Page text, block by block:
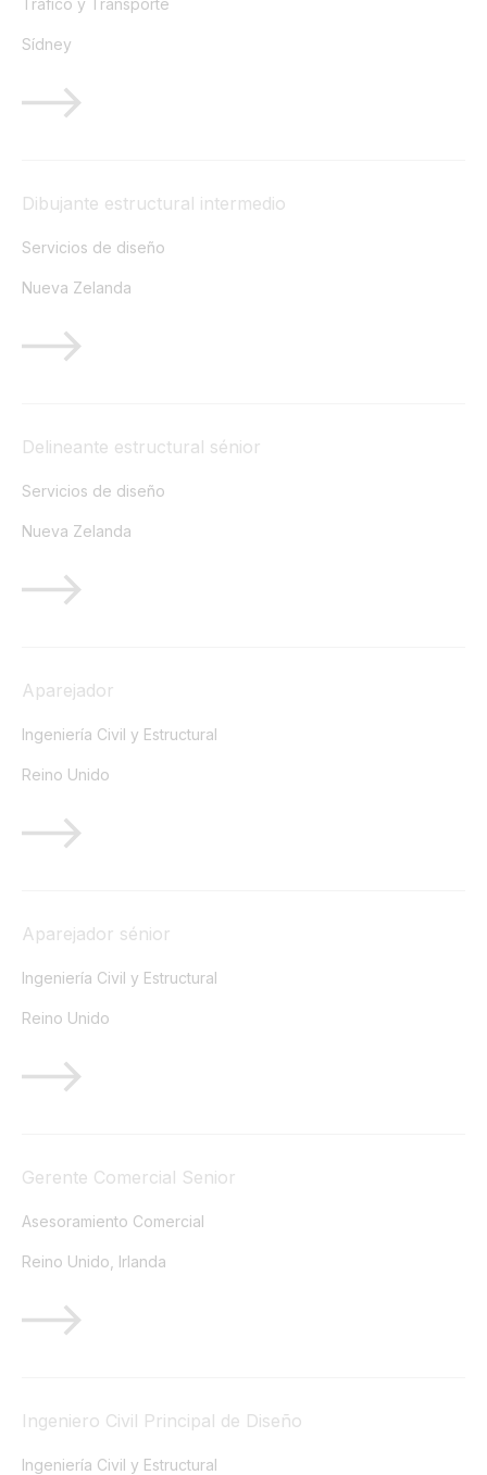
Sídney
Dibujante estructural intermedio
Servicios de diseño
Nueva Zelanda
Delineante estructural sénior
Servicios de diseño
Nueva Zelanda
Aparejador
Ingeniería Civil y Estructural
Reino Unido
Aparejador sénior
Ingeniería Civil y Estructural
Reino Unido
Gerente Comercial Senior
Asesoramiento Comercial
Reino Unido, Irlanda
Ingeniero Civil Principal de Diseño
Ingeniería Civil y Estructural